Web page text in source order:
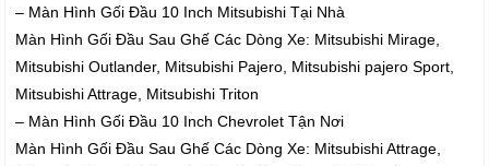
– Màn Hình Gối Đầu 10 Inch Mitsubishi Tại Nhà
Màn Hình Gối Đầu Sau Ghế Các Dòng Xe: Mitsubishi Mirage,
Mitsubishi Outlander, Mitsubishi Pajero, Mitsubishi pajero Sport,
Mitsubishi Attrage, Mitsubishi Triton
– Màn Hình Gối Đầu 10 Inch Chevrolet Tận Nơi
Màn Hình Gối Đầu Sau Ghế Các Dòng Xe: Mitsubishi Attrage,